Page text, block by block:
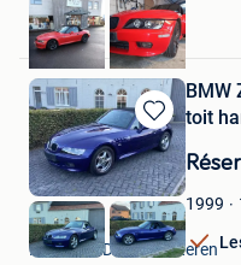
BART
Leuven
Sauvegarder
dans
Mes
Favoris
BMW
toit
1999
GW-Cars
Hechtel + Deel Helchteren